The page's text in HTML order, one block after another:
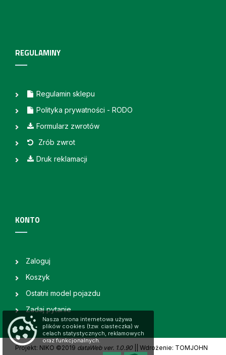
REGULAMINY
Regulamin sklepu
Polityka prywatności - RODO
Formularz zwrotów
Zrób zwrot
Druk reklamacji
KONTO
Zaloguj
Koszyk
Ostatni model pojazdu
Zadaj pytanie
Projekt: NIKO ©2019 dataWeb ver. 1.0.90 | Wdrożenie: TOMJOHN
Nasza strona internetowa używa
plików cookies (tzw. ciasteczka) w
celach statystycznych, reklamowych
oraz funkcjonalnych.